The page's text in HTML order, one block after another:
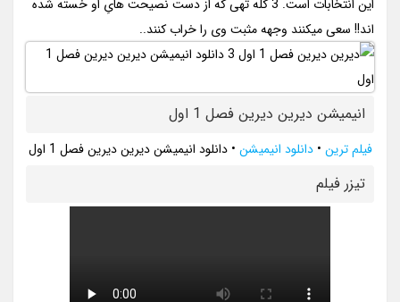
این انتخابات است. 3 کله تهی که از دست نصیحت هایِ او خسته شده
اند!! سعی میکنند وجهه مثبت وی را خراب کنند..
انیمیشن دیرین دیرین فصل 1 اول
فیلم ترین •دانلود انیمیشن •دانلود انیمیشن دیرین دیرین فصل 1 اول
تيزر فيلم